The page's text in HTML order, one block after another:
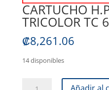
CARTUCHO
TRICOLOR TC
₡8,261.06
14 disponibles